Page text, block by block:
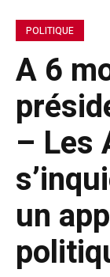
POLITIQUE
A 6
– Les
un